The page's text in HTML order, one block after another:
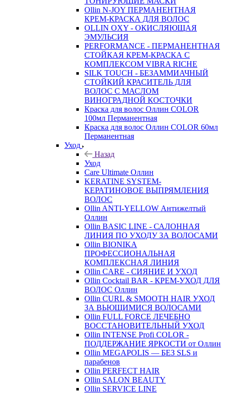
Ollin N-JOY ПЕРМАНЕНТНАЯ
КРЕМ-КРАСКА ДЛЯ ВОЛОС
OLLIN OXY - ОКИСЛЯЮЩАЯ
ЭМУЛЬСИЯ
PERFORMANCE - ПЕРМАНЕНТНАЯ
СТОЙКАЯ КРЕМ-КРАСКА С
КОМПЛЕКСОМ VIBRA RICHE
SILK TOUCH - БЕЗАММИАЧНЫЙ
СТОЙКИЙ КРАСИТЕЛЬ ДЛЯ
ВОЛОС С МАСЛОМ
ВИНОГРАДНОЙ КОСТОЧКИ
Краска для волос Оллин COLOR
100мл Перманентная
Краска для волос Оллин COLOR 60мл
Перманентная
Уход
Назад
Уход
Care Ultimate Оллин
KERATINE SYSTEM-
КЕРАТИНОВОЕ ВЫПРЯМЛЕНИЯ
ВОЛОС
Ollin ANTI-YELLOW Антижелтый
Оллин
Ollin BASIC LINE - САЛОННАЯ
ЛИНИЯ ПО УХОДУ ЗА ВОЛОСАМИ
Ollin BIONIKA
ПРОФЕССИОНАЛЬНАЯ
КОМПЛЕКСНАЯ ЛИНИЯ
Ollin CARE - СИЯНИЕ И УХОД
Ollin Cocktail BAR - КРЕМ-УХОД ДЛЯ
ВОЛОС Оллин
Ollin CURL & SMOOTH HAIR УХОД
ЗА ВЬЮЩИМИСЯ ВОЛОСАМИ
Ollin FULL FORCE ЛЕЧЕБНО
ВОССТАНОВИТЕЛЬНЫЙ УХОД
Ollin INTENSE Profi COLOR -
ПОДДЕРЖАНИЕ ЯРКОСТИ от Оллин
Ollin MEGAPOLIS — БЕЗ SLS и
парабенов
Ollin PERFECT HAIR
Ollin SALON BEAUTY
Ollin SERVICE LINE